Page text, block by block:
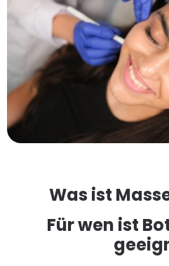
Was ist
Für wen ist